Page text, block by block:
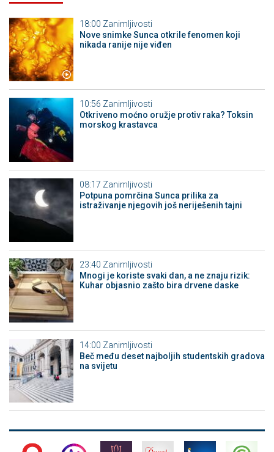
18:00 Zanimljivosti
Nove snimke Sunca otkrile fenomen koji
nikada ranije nije viđen
10:56 Zanimljivosti
Otkriveno moćno oružje protiv raka? Toksin
morskog krastavca
08:17 Zanimljivosti
Potpuna pomrčina Sunca prilika za
istraživanje njegovih još neriješenih tajni
23:40 Zanimljivosti
Mnogi je koriste svaki dan, a ne znaju rizik:
Kuhar objasnio zašto bira drvene daske
14:00 Zanimljivosti
Beč među deset najboljih studentskih gradova
na svijetu